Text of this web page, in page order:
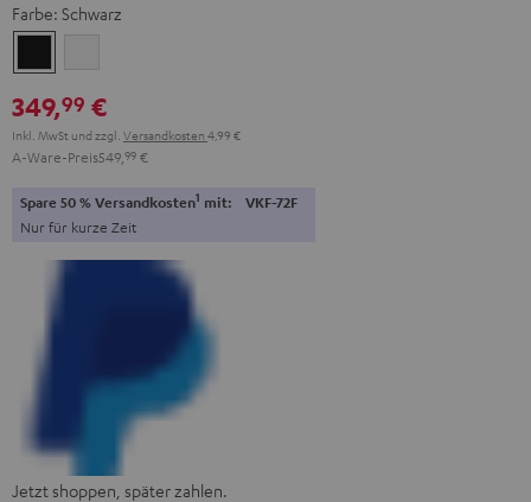
Farbe: Schwarz
349,99 €
Inkl. MwSt und zzgl. Versandkosten 4,99 €
A-Ware-Preis549, 99 €
Spare 50 % Versandkosten1 mit: VKF-72F
Nur für kurze Zeit
Jetzt shoppen, später zahlen.